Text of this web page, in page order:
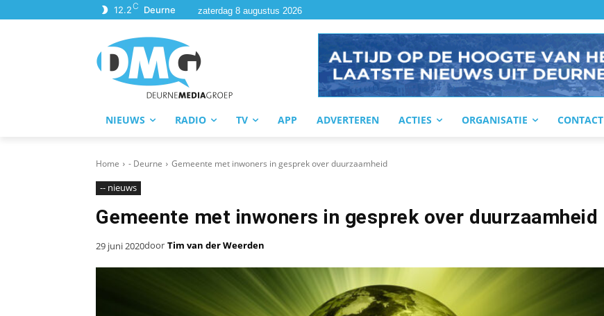
12.2C Deurne zaterdag 8 augustus 2026
NIEUWS RADIO TV APP ADVERTEREN ACTIES ORGANISATIE CONTACT
Home - Deurne Gemeente met inwoners in gesprek over duurzaamheid
-- nieuws
Gemeente met inwoners in gesprek over duurzaamheid
29 juni 2020door Tim van der Weerden